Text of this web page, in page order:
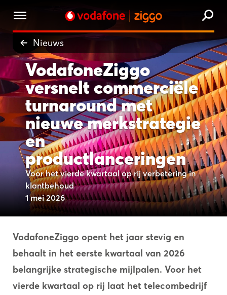
Nieuws
VodafoneZiggo
versnelt commerciële
turnaround met
nieuwe merkstrategie
en
productlanceringen
Voor het vierde kwartaal op rij verbetering in
klantbehoud
1 mei 2026
VodafoneZiggo opent het jaar stevig en
behaalt in het eerste kwartaal van 2026
belangrijke strategische mijlpalen. Voor het
vierde kwartaal op rij laat het telecombedrijf